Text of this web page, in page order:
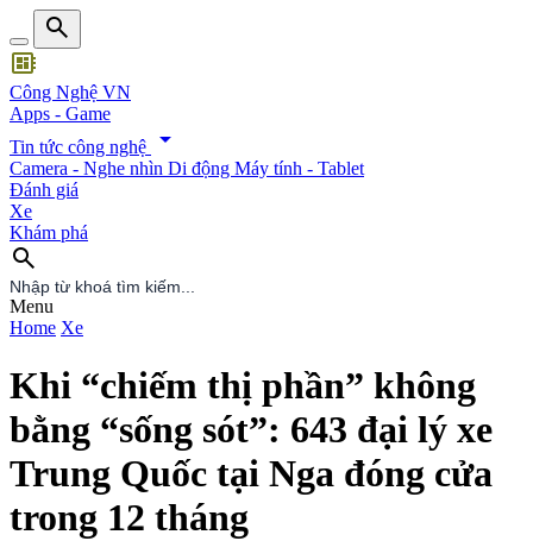
search
developer_board
Công Nghệ VN
Apps - Game
Tin tức công nghệ
arrow_drop_down
Camera - Nghe nhìn Di động Máy tính - Tablet
Đánh giá
Xe
Khám phá
search
search
Menu
Home Xe
Khi “chiếm thị phần” không
bằng “sống sót”: 643 đại lý xe
Trung Quốc tại Nga đóng cửa
trong 12 tháng